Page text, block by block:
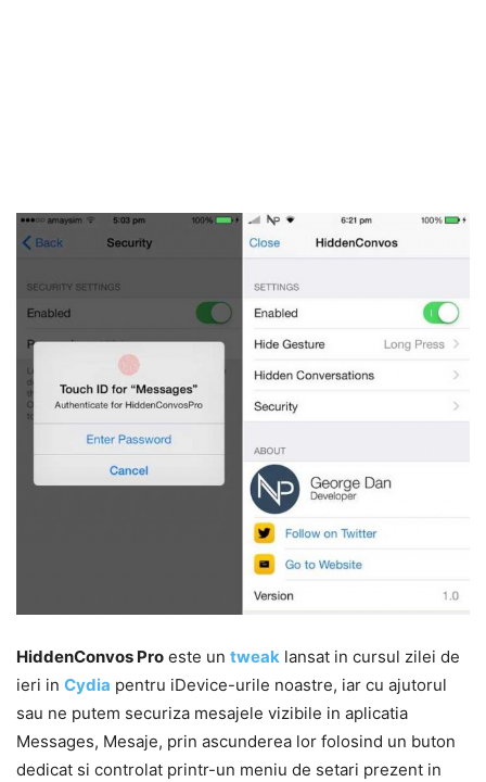
HiddenConvos Pro este un tweak lansat in cursul zilei de
ieri in Cydia pentru iDevice-urile noastre, iar cu ajutorul
sau ne putem securiza mesajele vizibile in aplicatia
Messages, Mesaje, prin ascunderea lor folosind un buton
dedicat si controlat printr-un meniu de setari prezent in